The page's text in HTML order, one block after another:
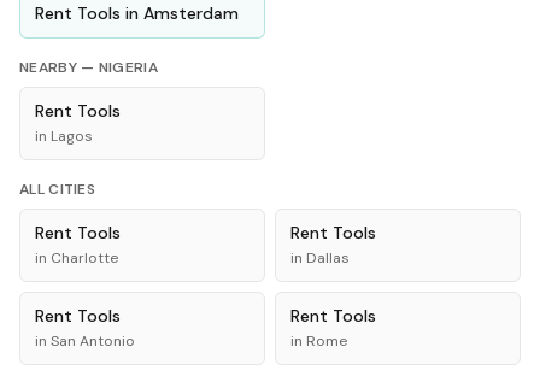
Rent Tools in Amsterdam
NEARBY — NIGERIA
Rent Tools
in Lagos
ALL CITIES
Rent Tools
in Charlotte
Rent Tools
in Dallas
Rent Tools
in San Antonio
Rent Tools
in Rome